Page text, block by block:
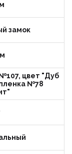
замок
цвет "Дуб
№78